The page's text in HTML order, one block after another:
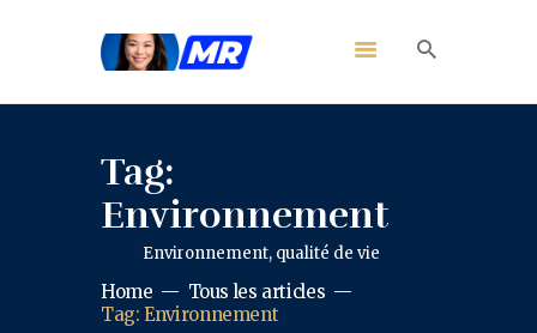
Tag:
Environnement
Environnement, qualité de vie
Home
Tous les articles
Tag: Environnement